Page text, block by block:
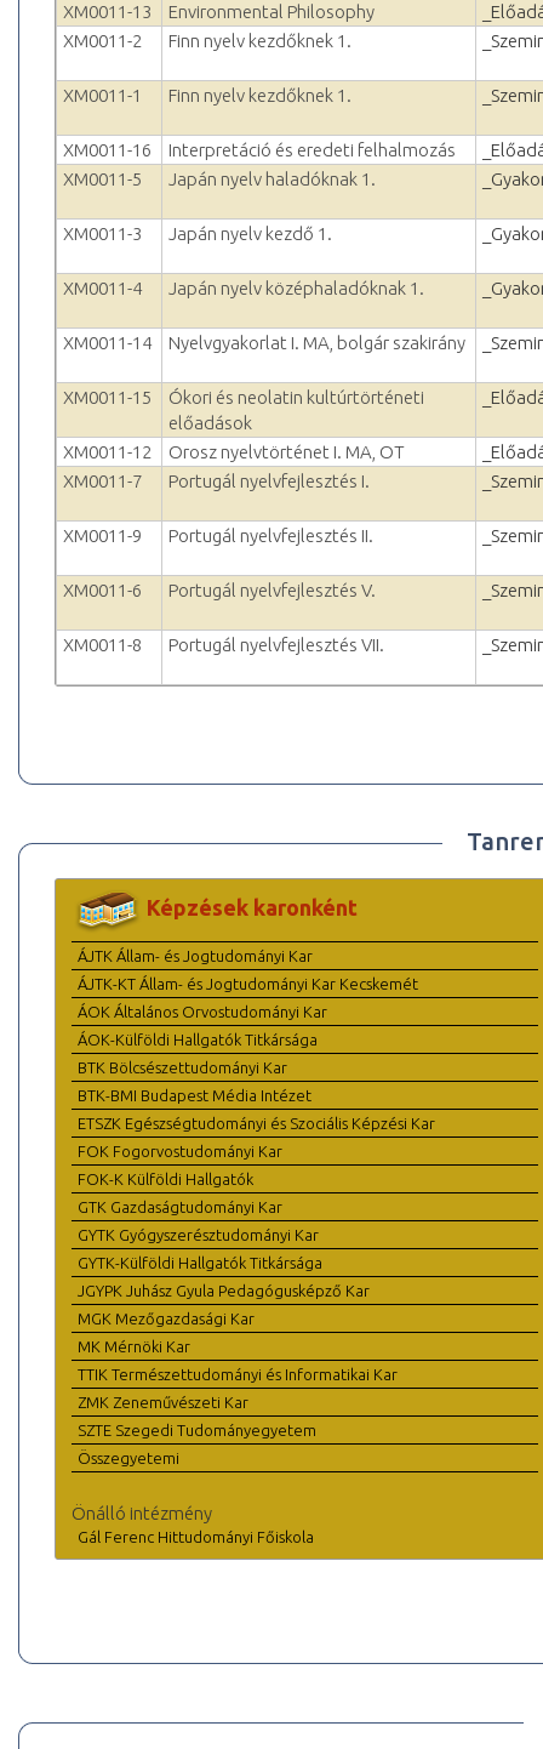
XM0011-13 Environmental Philosophy
XM0011-2
Finn nyelv kezdőknek 1.
XM0011-1 Finn nyelv kezdőknek 1.
XM0011-16 Interpretáció és eredeti felhalmozás
XM0011-5
Japán nyelv haladóknak 1.
XM0011-3 Japán nyelv kezdő 1.
XM0011-4 Japán nyelv középhaladóknak 1.
XM0011-14 Nyelvgyakorlat I. MA, bolgár szakirány
XM0011-15
Ókori és neolatin kultúrtörténeti
előadások
XM0011-12 Orosz nyelvtörténet I. MA, OT
XM0011-7
Portugál nyelvfejlesztés I.
XM0011-9 Portugál nyelvfejlesztés II.
XM0011-6 Portugál nyelvfejlesztés V.
XM0011-8 Portugál nyelvfejlesztés VII.
Képzések karonként
ÁJTK Állam- és Jogtudományi Kar
ÁJTK-KT Állam- és Jogtudományi Kar Kecskemét
ÁOK Általános Orvostudományi Kar
ÁOK-Külföldi Hallgatók Titkársága
BTK Bölcsészettudományi Kar
BTK-BMI Budapest Média Intézet
ETSZK Egészségtudományi és Szociális Képzési Kar
FOK Fogorvostudományi Kar
FOK-K Külföldi Hallgatók
GTK Gazdaságtudományi Kar
GYTK Gyógyszerésztudományi Kar
GYTK-Külföldi Hallgatók Titkársága
JGYPK Juhász Gyula Pedagógusképző Kar
MGK Mezőgazdasági Kar
MK Mérnöki Kar
TTIK Természettudományi és Informatikai Kar
ZMK Zeneművészeti Kar
SZTE Szegedi Tudományegyetem
Összegyetemi
Önálló intézmény
Gál Ferenc Hittudományi Főiskola